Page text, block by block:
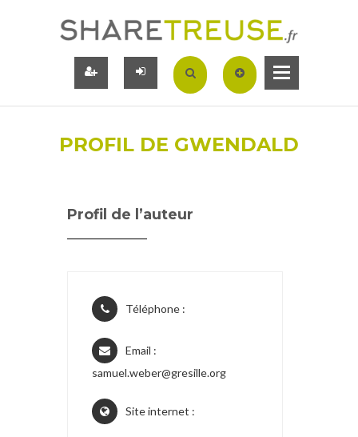
PROFIL DE GWENDALD
Profil de l’auteur
Téléphone :
Email :
samuel.weber@gresille.org
Site internet :